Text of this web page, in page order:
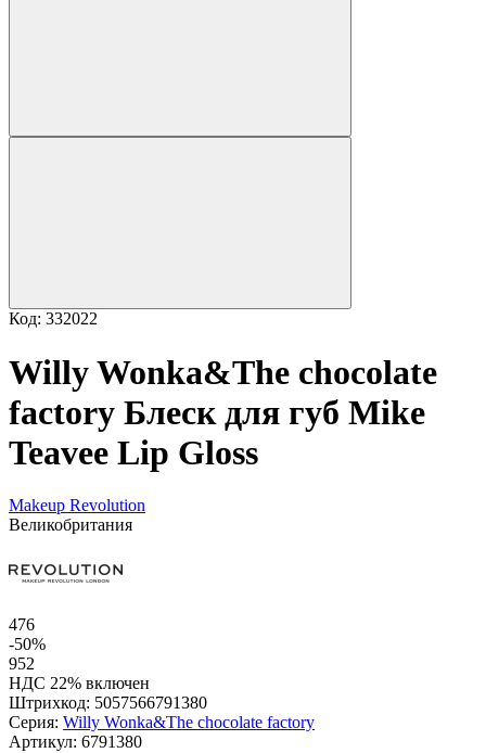
Код: 332022
Willy Wonka&The chocolate
factory Блеск для губ Mike
Teavee Lip Gloss
Makeup Revolution
Великобритания
476
-50%
952
НДС 22% включен
Штрихкод: 5057566791380
Серия: Willy Wonka&The chocolate factory
Артикул: 6791380